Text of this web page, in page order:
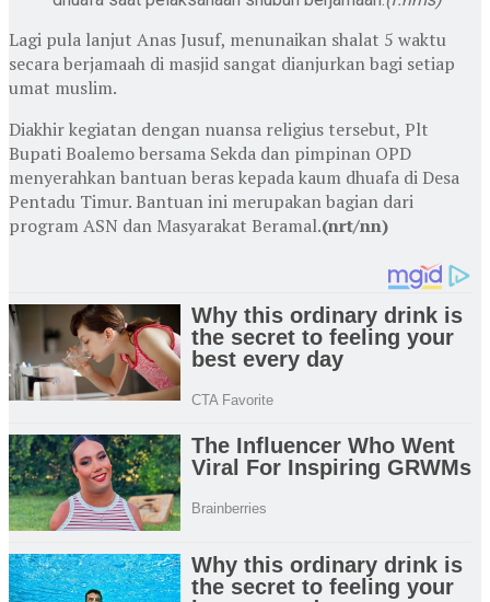
Lagi pula lanjut Anas Jusuf, menunaikan shalat 5 waktu
secara berjamaah di masjid sangat dianjurkan bagi setiap
umat muslim.
Diakhir kegiatan dengan nuansa religius tersebut, Plt
Bupati Boalemo bersama Sekda dan pimpinan OPD
menyerahkan bantuan beras kepada kaum dhuafa di Desa
Pentadu Timur. Bantuan ini merupakan bagian dari
program ASN dan Masyarakat Beramal.(nrt/nn)